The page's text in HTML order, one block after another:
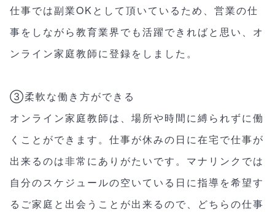
仕事では副業OKとして頂いているため、営業の仕
事をしながら教育業界でも活躍できればと思い、オ
ンライン家庭教師に登録をしました。
③柔軟な働き方ができる
オンライン家庭教師は、場所や時間に縛られずに働
くことができます。仕事が休みの日に在宅で仕事が
出来るのは非常にありがたいです。マナリンクでは
自分のスケジュールの空いている日に指導を希望す
るご家庭と出会うことが出来るので、どちらの仕事